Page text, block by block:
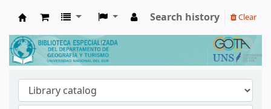
Biblioteca de Geografía y Turismo
Search history Clear